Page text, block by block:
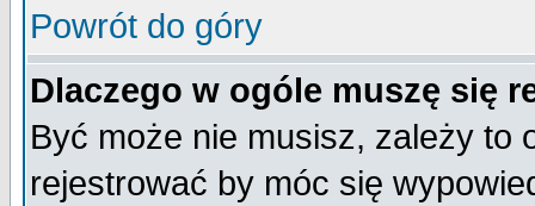
Powrót do góry
Dlaczego w ogóle muszę się
Być może nie musisz, zależy to
rejestrować by móc się